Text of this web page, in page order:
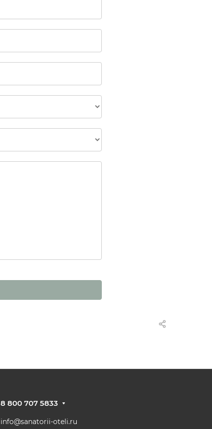
8 800 707 5833
info@sanatorii-oteli.ru